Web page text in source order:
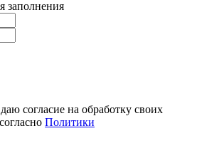
заполнения
согласие на обработку своих
Политики